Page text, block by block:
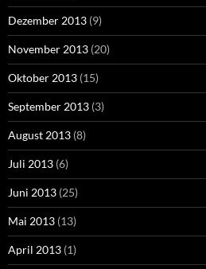
Dezember 2013 (9)
November 2013 (20)
Oktober 2013 (15)
September 2013 (3)
August 2013 (8)
Juli 2013 (6)
Juni 2013 (25)
Mai 2013 (13)
April 2013 (1)